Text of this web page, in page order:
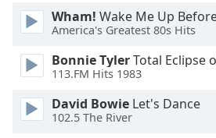
Font
Family
Reset
Close
Modal
Wham! Wake Me Up
America's Greatest 80s Hits
Bonnie TylerTotal Eclipse
113.FM Hits 1983
David Bowie Let's Dance
102.5 The River